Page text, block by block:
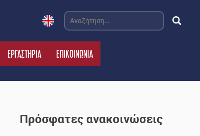
Αναζήτηση
για:
ΕΡΓΑΣΤΗΡΙΑ ΕΠΙΚΟΙΝΩΝΙΑ
Πρόσφατες ανακοινώσεις